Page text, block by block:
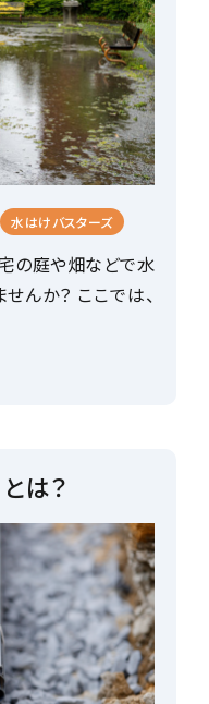
水はけバスターズ
の庭や畑などで水
んか？ ここでは、
は？